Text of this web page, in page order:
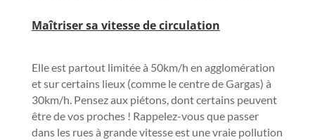
Maîtriser sa vitesse de circulation
Elle est partout limitée à 50km/h en agglomération
et sur certains lieux (comme le centre de Gargas) à
30km/h. Pensez aux piétons, dont certains peuvent
être de vos proches ! Rappelez-vous que passer
dans les rues à grande vitesse est une vraie pollution